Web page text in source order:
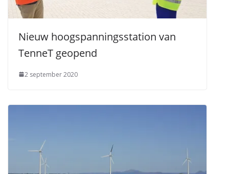
Nieuw hoogspanningsstation van
TenneT geopend
2 september 2020